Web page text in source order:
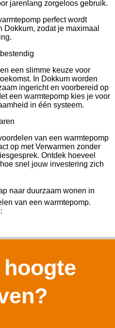
jarenlang zorgeloos gebruik.
perfect wordt
zodat je maximaal
een slimme keuze voor
In Dokkum worden
ingericht en voorbereid op
een warmtepomp kies je voor
in één systeem.
van een warmtepomp
op met Verwarmen zonder
Ontdek hoeveel
snel jouw investering zich
naar duurzaam wonen in
van een warmtepomp.